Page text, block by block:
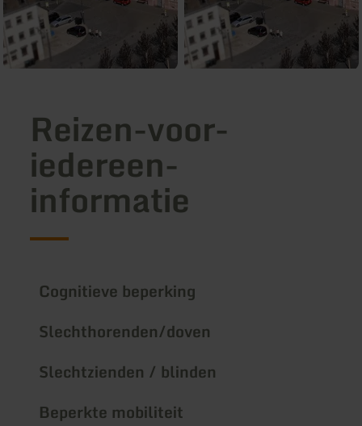
Reizen-voor-
iedereen-
informatie
Cognitieve beperking
Slechthorenden/doven
Slechtzienden / blinden
Beperkte mobiliteit